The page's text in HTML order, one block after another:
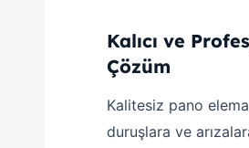
Kalıcı ve
Çözüm
Kalitesiz pano
duruşlara ve